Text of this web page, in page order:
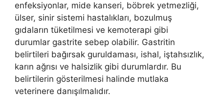
enfeksiyonlar, mide kanseri, böbrek yetmezliği,
ülser, sinir sistemi hastalıkları, bozulmuş
gıdaların tüketilmesi ve kemoterapi gibi
durumlar gastrite sebep olabilir. Gastritin
belirtileri bağırsak guruldaması, ishal, iştahsızlık,
karın ağrısı ve halsizlik gibi durumlardır. Bu
belirtilerin gösterilmesi halinde mutlaka
veterinere danışılmalıdır.